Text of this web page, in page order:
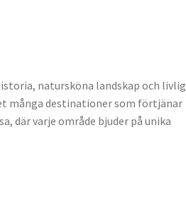
natursköna landskap och livlig
många destinationer som förtjänar
där varje område bjuder på unika